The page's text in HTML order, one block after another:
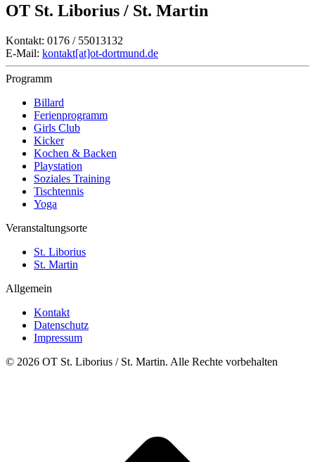
OT St. Liborius / St. Martin
Kontakt: 0176 / 55013132
E-Mail: kontakt[at]ot-dortmund.de
Programm
Billard
Ferienprogramm
Girls Club
Kicker
Kochen & Backen
Playstation
Soziales Training
Tischtennis
Yoga
Veranstaltungsorte
St. Liborius
St. Martin
Allgemein
Kontakt
Datenschutz
Impressum
© 2026 OT St. Liborius / St. Martin. Alle Rechte vorbehalten